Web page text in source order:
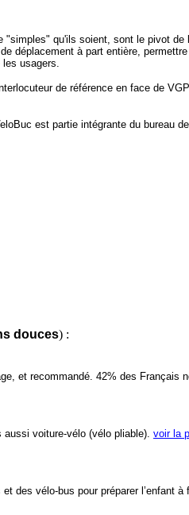
"simples" qu'ils soient, sont le pivot de
déplacement à part entière,
les usagers.
de référence en face de
est partie intégrante du bureau
douces) :
et recommandé. 42% des Français
voiture-vélo (vélo pliable). voir la
des vélo-bus pour préparer l’enfant